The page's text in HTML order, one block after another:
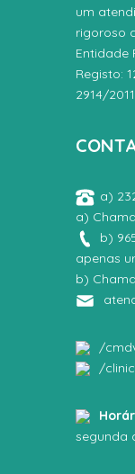
um
rigoroso
Entidade
Registo:
2914/2011
a)
a)
b)
apenas
b)
/
/
segunda